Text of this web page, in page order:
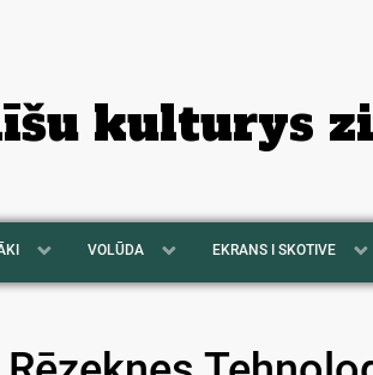
kulturys
VOLŪDA EKRANS I SKOTIVE